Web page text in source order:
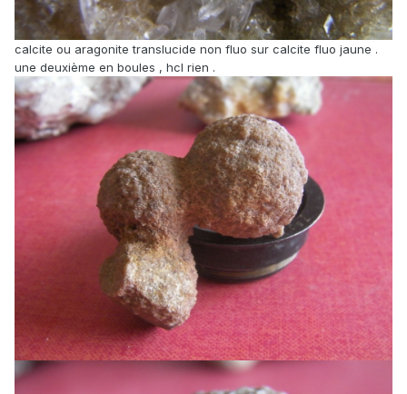
calcite ou aragonite translucide non fluo sur calcite fluo jaune .
une deuxième en boules , hcl rien .